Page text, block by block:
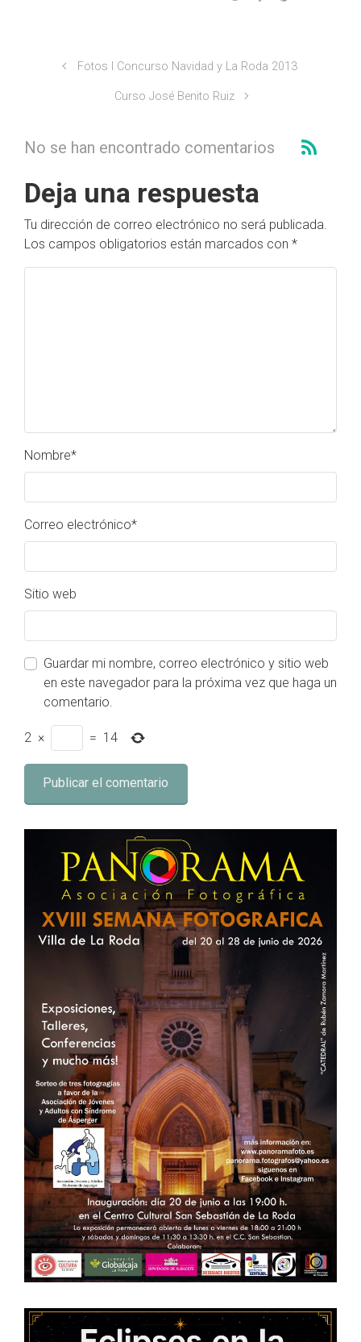
Fotos I Concurso Navidad y La Roda 2013
Curso José Benito Ruiz
No se han encontrado comentarios
Deja una respuesta
Tu dirección de correo electrónico no será publicada.
Los campos obligatorios están marcados con *
Nombre*
Correo electrónico*
Sitio web
Guardar mi nombre, correo electrónico y sitio web
en este navegador para la próxima vez que haga un
comentario.
2 × = 14